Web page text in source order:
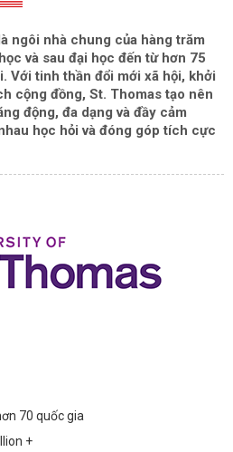
ngôi nhà chung của hàng trăm
và sau đại học đến từ hơn 75
Với tinh thần đổi mới xã hội, khởi
cộng đồng, St. Thomas tạo nên
động, đa dạng và đầy cảm
học hỏi và đóng góp tích cực
70 quốc gia
+